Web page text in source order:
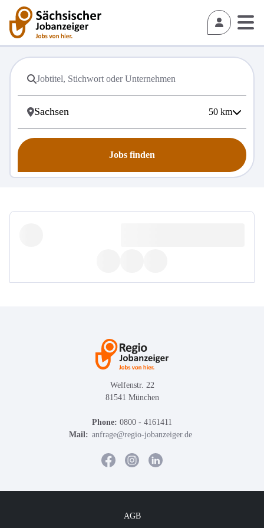
50 km
Jobs finden
Welfenstr. 22
81541 München
Phone: 0800 - 4161411
Mail: anfrage@regio-jobanzeiger.de
AGB